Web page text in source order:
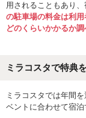
用されることもあり
の駐車場の料金は利
どのくらいかかるか調
ミラコスタで特典
ミラコスタでは年間
ベントに合わせて宿泊